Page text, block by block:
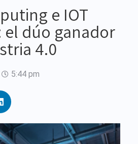
e IOT
dúo ganador
4.0
5:44 pm